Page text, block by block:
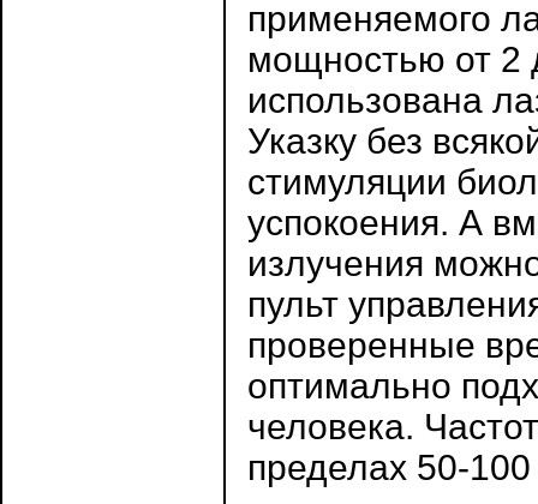
применяемого
мощностью от 2
использована
Указку без
стимуляции
успокоения. А
излучения
пульт
проверенные
оптимально
человека.
пределах 50-